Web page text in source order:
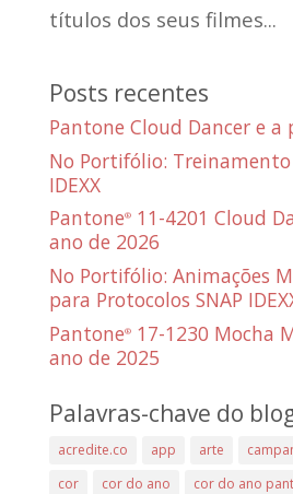
títulos dos seus filmes...
Posts recentes
Pantone Cloud Dancer e a
No Portifólio: Treinamento
IDEXX
Pantone®11-4201 Cloud
ano de 2026
No Portifólio: Animações
para Protocolos SNAP
Pantone®17-1230 Mocha
ano de 2025
Palavras-chave do
acredite.co app arte
cor
cor do ano cor do ano